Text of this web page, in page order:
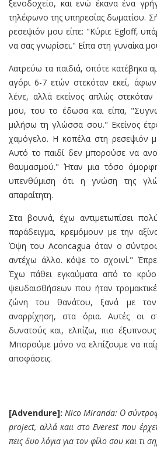
ξενοδοχείο, και ενώ έκανα ένα
τηλέφωνο της υπηρεσίας δωματίου.
ρεσεψιόν μου είπε: "Κύριε Egloff,
να σας γνωρίσει." Είπα στη γυναίκα
Λατρεύω τα παιδιά, οπότε κατέβηκα
αγόρι 6-7 ετών στεκόταν εκεί,
λένε, αλλά εκείνος απλώς
μου, του το έδωσα και είπα,
μιλήσω τη γλώσσα σου." Εκείνος
χαμόγελο. Η κοπέλα στη ρεσεψιόν
Αυτό το παιδί δεν μπορούσε να
θαυμασμού." Ήταν μια τόσο
υπενθύμιση ότι η γνώση της
απαραίτητη.
Στα βουνά, έχω αντιμετωπίσει
παράδειγμα, κρεμόμουν με την
Όψη του Aconcagua όταν ο
αντέχω άλλο. κόψε το σχοινί."
Έχω πάθει εγκαύματα από το κρύο
ψευδαισθήσεων που ήταν
ζώνη του θανάτου, ξανά με
αναρρίχηση, στα όρια. Αυτές οι
δυνατούς και, ελπίζω, πιο
Μπορούμε μόνο να ελπίζουμε να
αποφάσεις.
[Advendure]: Nico Miranda: Ο
project, αλλά καιι στο Everestπου
πεις δυο λόγια για τον φίλο σου και τι